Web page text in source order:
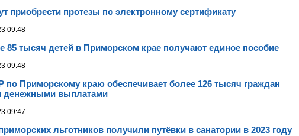
приобрести протезы по электронному сертификату
09:48
85 тысяч детей в Приморском крае получают единое пособие
09:48
Приморскому краю обеспечивает более 126 тысяч граждан
денежными выплатами
09:47
льготников получили путёвки в санатории в 2023 году